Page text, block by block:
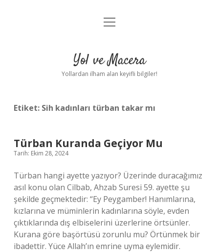
Anasayfa
Yasal Uyarı
menüyü
Yol ve Macera
Yollardan ilham alan keyifli bilgiler!
Etiket: Sih kadınları türban takar mı
Türban Kuranda Geçiyor Mu
Tarih: Ekim 28, 2024
Türban hangi ayette yazıyor? Üzerinde duracağımız
asıl konu olan Cilbab, Ahzab Suresi 59. ayette şu
şekilde geçmektedir: “Ey Peygamber! Hanımlarına,
kızlarına ve müminlerin kadınlarına söyle, evden
çıktıklarında dış elbiselerini üzerlerine örtsünler.
Kurana göre başörtüsü zorunlu mu? Örtünmek bir
ibadettir. Yüce Allah’ın emrine uyma eylemidir.